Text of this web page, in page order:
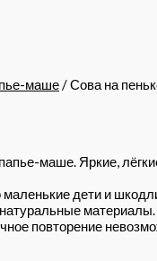
маше/ Сова на
маше. Яркие,
маленькие дети и
повторение